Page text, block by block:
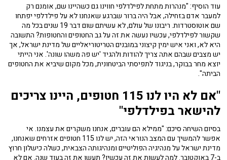
עוד הוסיף: "מנהרות מתחת לפילדלפי חווינו גם כשהיינו שם, אומנם רק
למעבר אדם בזחילה, אבל היה ברור שברגע שאנחנו לא על פילדלפי יפתחו
שם אוטוסטרדות. ריבונו של עולם, לא עשיתם שום דבר 19 שנים בכל מה
שקשור לפילדלפי, עכשיו נעשה את זה על גב החטופים והחטופות? התשובה
היא לא, ואני איש ימין קיצוני במובנים הטריטוריאליים של מדינת ישראל, אך
יש מצבים שבהם אתה צריך להודות ולהגיד 'יש פה משהו שונה'. אני הייתי
יוצא מחר בבוקר, בניגוד לתפיסתי הביטחונית, מכל מקום שיביא את החטופים
הביתה".
"אם לא היו לנו 115 חטופים, היינו צריכים
להישאר בפילדלפי"
בסיום השיחה סיכם: "ממילא הם עוברים, אנחנו משקרים את עצמנו. אי
אפשר להמשיך עם המצב הנוראי הזה, יש לנו 115 חטופים אזרחים שאנחנו,
מדינת ישראל על מנהיגיה הפוליטיים ומנהיגותה הצבאית, כשלה כישלון חרוץ
ב-7 באוקטובר. למה לעשות את זה עכשיו? תעשו את זה בעוד שנה. אם לא